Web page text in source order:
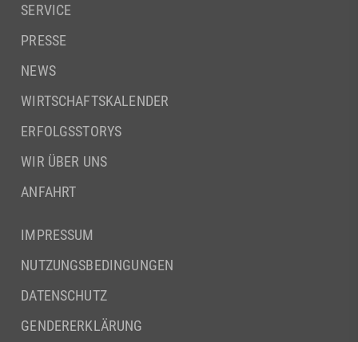
SERVICE
PRESSE
NEWS
WIRTSCHAFTSKALENDER
ERFOLGSSTORYS
WIR ÜBER UNS
ANFAHRT
IMPRESSUM
NUTZUNGSBEDINGUNGEN
DATENSCHUTZ
GENDERERKLÄRUNG